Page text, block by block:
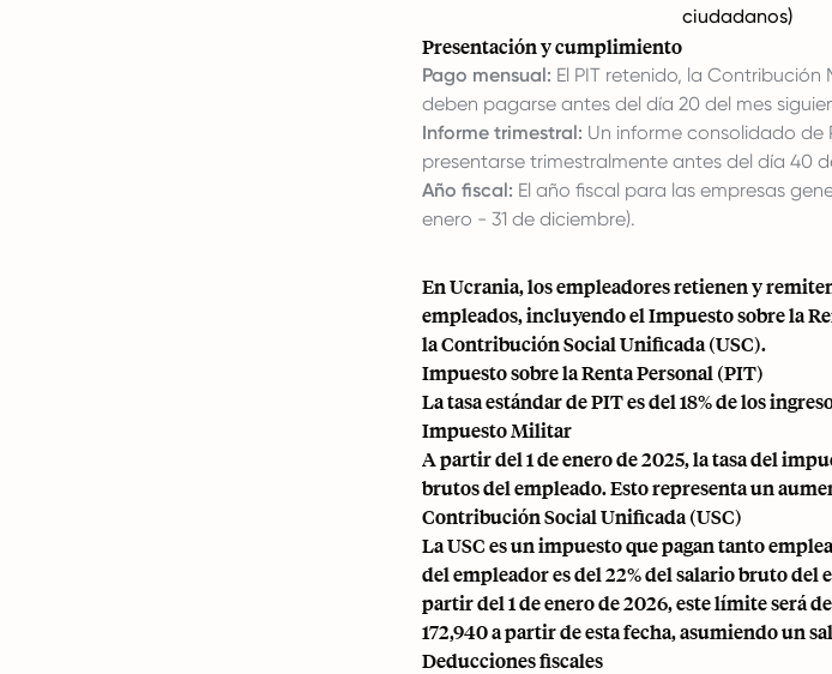
ciudadanos)
Presentación y cumplimiento
Pago mensual: El PIT retenido, la
deben pagarse antes del día 20 del mes
Informe trimestral: Un informe consolidado de
presentarse trimestralmente antes del día 40
Año fiscal: El año fiscal para las empresas
enero - 31 de diciembre).
En Ucrania, los empleadores retienen y
empleados, incluyendo el Impuesto sobre la
la Contribución Social Unificada (USC).
Impuesto sobre la Renta Personal (PIT)
La tasa estándar de PIT es del 18% de los
Impuesto Militar
A partir del 1 de enero de 2025, la tasa del
brutos del empleado. Esto representa un
Contribución Social Unificada (USC)
La USC es un impuesto que pagan tanto
del empleador es del 22% del salario bruto
partir del 1 de enero de 2026, este límite será
172,940 a partir de esta fecha, asumiendo un
Deducciones fiscales